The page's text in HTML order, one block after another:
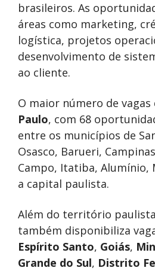
brasileiros. As
áreas como marketing,
logística, projetos
desenvolvimento de
ao cliente.
O maior número de vagas
Paulo, com 68
entre os municípios de
Osasco, Barueri,
Campo, Itatiba, Alumínio,
a capital paulista.
Além do território
também disponibiliza
Espírito Santo, Goiás,
Grande do Sul, Distrito